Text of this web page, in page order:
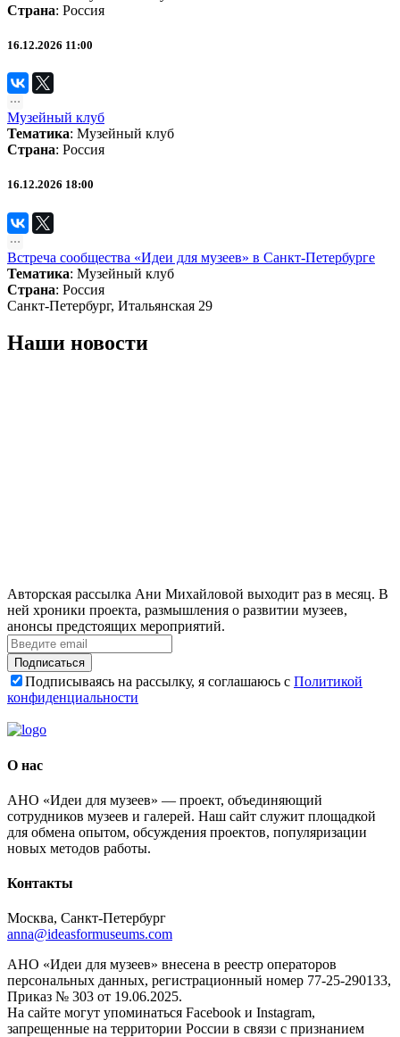
Страна: Россия
16.12.2026 11:00
Музейный клуб
Тематика: Музейный клуб
Страна: Россия
16.12.2026 18:00
Встреча сообщества «Идеи для музеев» в Санкт-Петербурге
Тематика: Музейный клуб
Страна: Россия
Санкт-Петербург, Итальянская 29
Наши новости
Авторская рассылка Ани Михайловой выходит раз в месяц. В
ней хроники проекта, размышления о развитии музеев,
анонсы предстоящих мероприятий.
Подписаться
Подписываясь на рассылку, я соглашаюсь с Политикой
конфиденциальности
О нас
АНО «Идеи для музеев» — проект, объединяющий
сотрудников музеев и галерей. Наш сайт служит площадкой
для обмена опытом, обсуждения проектов, популяризации
новых методов работы.
Контакты
Москва, Санкт-Петербург
anna@ideasformuseums.com
АНО «Идеи для музеев» внесена в реестр операторов
персональных данных, регистрационный номер 77-25-290133,
Приказ № 303 от 19.06.2025.
На сайте могут упоминаться Facebook и Instagram,
запрещенные на территории России в связи с признанием